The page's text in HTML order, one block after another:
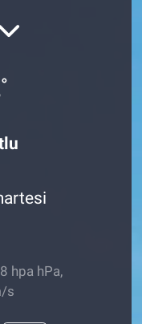
°
hpa hPa,
s